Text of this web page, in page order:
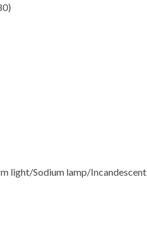
light/Sodium lamp/Incandescent